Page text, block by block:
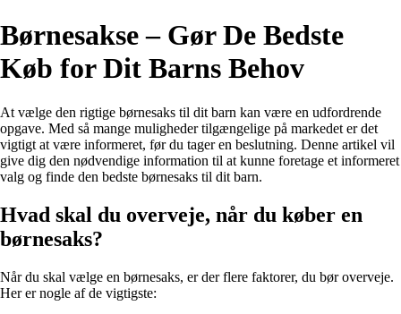
Børnesakse – Gør De Bedste
Køb for Dit Barns Behov
At vælge den rigtige børnesaks til dit barn kan være en udfordrende
opgave. Med så mange muligheder tilgængelige på markedet er det
vigtigt at være informeret, før du tager en beslutning. Denne artikel vil
give dig den nødvendige information til at kunne foretage et informeret
valg og finde den bedste børnesaks til dit barn.
Hvad skal du overveje, når du køber en
børnesaks?
Når du skal vælge en børnesaks, er der flere faktorer, du bør overveje.
Her er nogle af de vigtigste: